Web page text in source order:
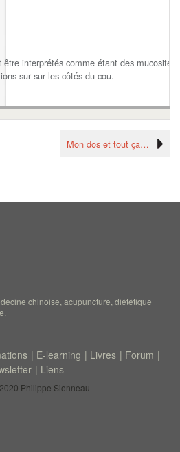
être interprétés comme étant des
sur sur les côtés du cou.
Mon dos et tout ça…
chinoise, acupuncture, diététique
E-learning Livres
Forum
Liens
Philippe Sionneau